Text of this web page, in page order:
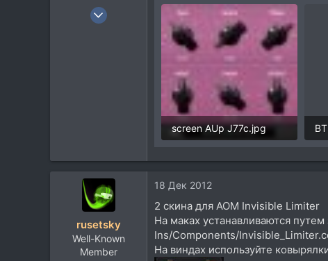
19 Авг 2007
screen AUp J77c.jpg
rusetsky
Well-Known
Member
18 Дек 2012
2 скина для AOM Invisible Limiter
На маках устанавливаются
Ins/Components/
На виндах используйте